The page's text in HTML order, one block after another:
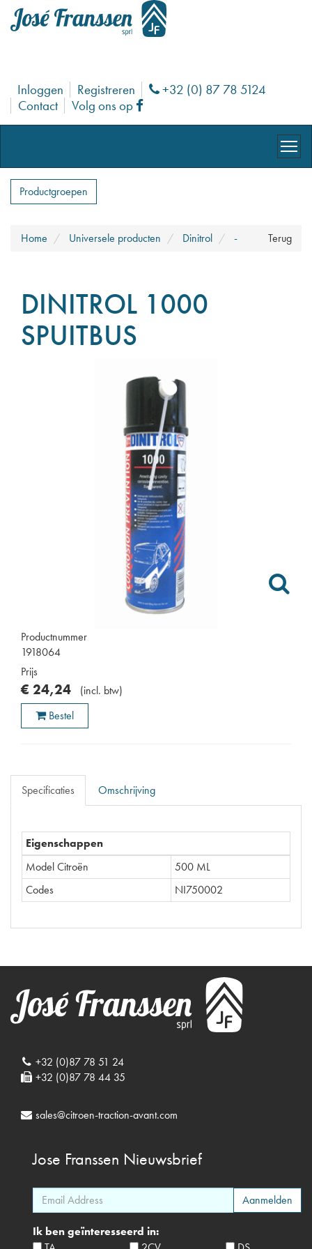
Inloggen Registreren Phone
+32 (0) 87 78 5124
Contact
Volg ons op Facebook
Productgroepen
Terug
Home Universele producten Dinitrol -
DINITROL 1000
SPUITBUS
Productnummer
1918064
Prijs
€ 24,24 (incl. btw)
Bestel
Specificaties Omschrijving
Eigenschappen
Model Citroën
500 ML
Codes
NI750002
+32 (0)87 78 51 24
+32 (0)87 78 44 35
sales@citroen-traction-avant.com
Jose Franssen Nieuwsbrief
Ik ben geïnteresseerd in: